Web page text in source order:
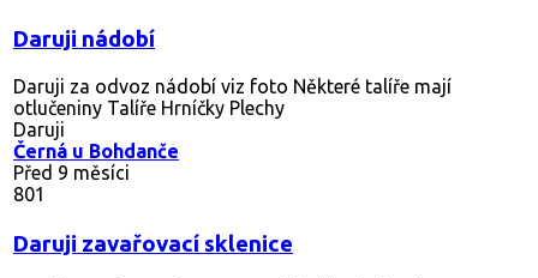
Daruji nádobí
Daruji za odvoz nádobí viz foto Některé talíře mají
otlučeniny Talíře Hrníčky Plechy
Daruji
Černá u Bohdanče
Před 9 měsíci
801
Daruji zavařovací sklenice